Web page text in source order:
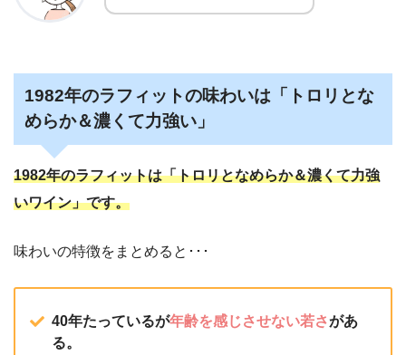
1982年のラフィットの味わいは「トロリとな
めらか＆濃くて力強い」
1982年のラフィットは「トロリとなめらか＆濃くて力強
いワイン」です。
味わいの特徴をまとめると･･･
40年たっているが年齢を感じさせない若さがあ
る。